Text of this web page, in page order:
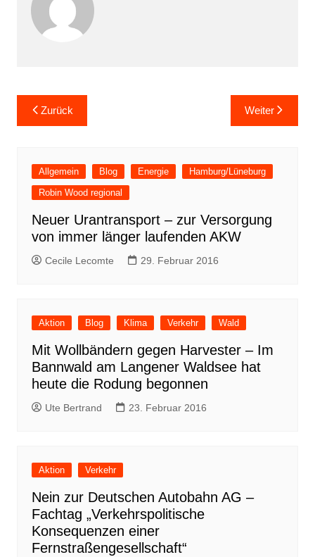
Beitragsnavigation
Zurück Weiter
Allgemein Blog Energie
Hamburg/Lüneburg
Robin Wood regional
Neuer Urantransport – zur Versorgung
von immer länger laufenden AKW
Cecile Lecomte 29. Februar 2016
Aktion Blog Klima Verkehr Wald
Mit Wollbändern gegen Harvester – Im
Bannwald am Langener Waldsee hat
heute die Rodung begonnen
Ute Bertrand 23. Februar 2016
Aktion Verkehr
Nein zur Deutschen Autobahn AG –
Fachtag „Verkehrspolitische
Konsequenzen einer
Fernstraßengesellschaft“